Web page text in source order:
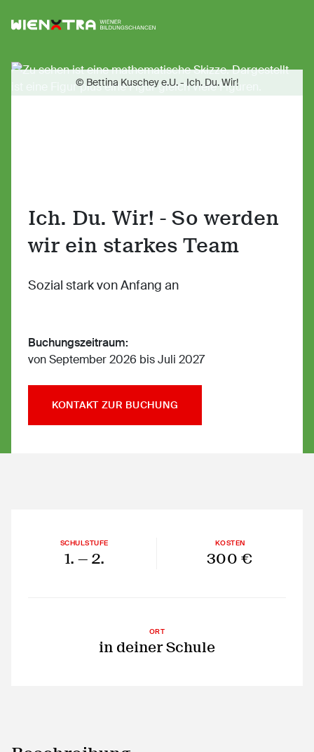
Logo Wiener Bildungschancen
Ich. Du. Wir! - So werden
wir ein starkes Team
Sozial stark von Anfang an
Buchungszeitraum:
von September 2026 bis Juli 2027
KONTAKT ZUR BUCHUNG
© Bettina Kuschey e.U. - Ich. Du. Wir!
SCHULSTUFE
1. — 2.
KOSTEN
300 €
ORT
in deiner Schule